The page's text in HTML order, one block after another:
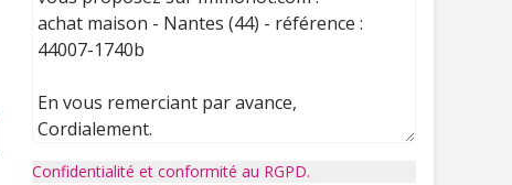
Confidentialité et conformité au RGPD.